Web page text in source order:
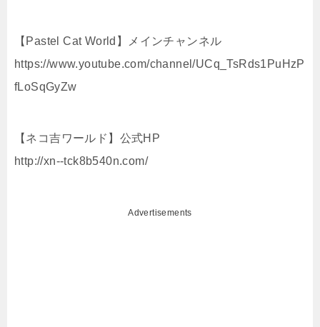
【Pastel Cat World】メインチャンネル
https://www.youtube.com/channel/UCq_TsRds1PuHzP
fLoSqGyZw
【ネコ吉ワールド】公式HP
http://xn--tck8b540n.com/
Advertisements